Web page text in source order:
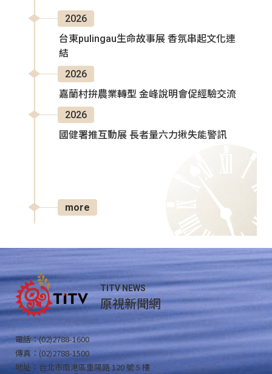
2026
台東pulingau生命故事展 香氛串起文化連
結
2026
嘉蘭村拚農業轉型 金峰說明會促經驗交流
2026
國健署推互動展 長者量六力揪失能警訊
more
TITV NEWS
原視新聞網
電話：(02)2788-1600
傳真：(02)2788-1500
地址：台北市南港區重陽路 120 號 5 樓